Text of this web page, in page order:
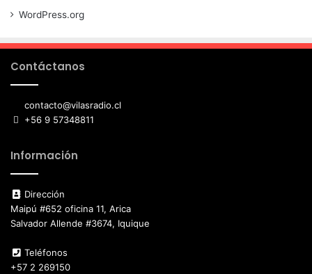
WordPress.org
Contáctanos
contacto@vilasradio.cl
+56 9 57348811
Información
Dirección
Maipú #652 oficina 11, Arica
Salvador Allende #3674, Iquique
Teléfonos
+57 2 269150